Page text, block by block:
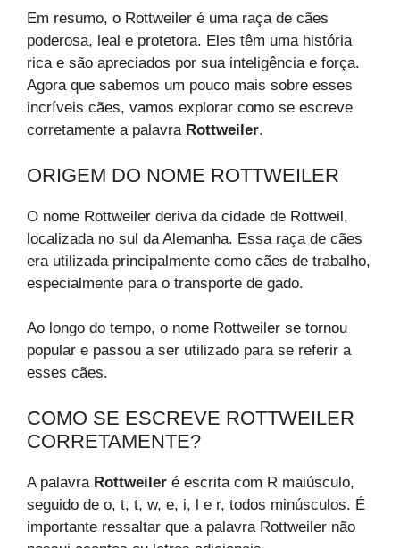
Em resumo, o Rottweiler é uma raça de cães
poderosa, leal e protetora. Eles têm uma história
rica e são apreciados por sua inteligência e força.
Agora que sabemos um pouco mais sobre esses
incríveis cães, vamos explorar como se escreve
corretamente a palavra Rottweiler.
ORIGEM DO NOME ROTTWEILER
O nome Rottweiler deriva da cidade de Rottweil,
localizada no sul da Alemanha. Essa raça de cães
era utilizada principalmente como cães de trabalho,
especialmente para o transporte de gado.
Ao longo do tempo, o nome Rottweiler se tornou
popular e passou a ser utilizado para se referir a
esses cães.
COMO SE ESCREVE ROTTWEILER
CORRETAMENTE?
A palavra Rottweiler é escrita com R maiúsculo,
seguido de o, t, t, w, e, i, l e r, todos minúsculos. É
importante ressaltar que a palavra Rottweiler não